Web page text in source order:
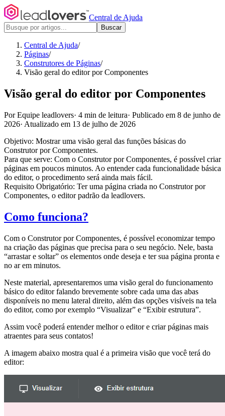
Central de Ajuda
Buscar
Central de Ajuda/
Páginas/
Construtores de Páginas/
Visão geral do editor por Componentes
Visão geral do editor por Componentes
Por Equipe leadlovers· 4 min de leitura· Publicado em 8 de junho de
2026· Atualizado em 13 de julho de 2026
Objetivo: Mostrar uma visão geral das funções básicas do
Construtor por Componentes.
Para que serve: Com o Construtor por Componentes, é possível criar
páginas em poucos minutos. Ao entender cada funcionalidade básica
do editor, o procedimento será ainda mais fácil.
Requisito Obrigatório: Ter uma página criada no Construtor por
Componentes, o editor padrão da leadlovers.
Como funciona?
Com o Construtor por Componentes, é possível economizar tempo
na criação das páginas que precisa para o seu negócio. Nele, basta
“arrastar e soltar” os elementos onde deseja e ter sua página pronta e
no ar em minutos.
Neste material, apresentaremos uma visão geral do funcionamento
básico do editor falando brevemente sobre cada uma das abas
disponíveis no menu lateral direito, além das opções visíveis na tela
do editor, como por exemplo “Visualizar” e “Exibir estrutura”.
Assim você poderá entender melhor o editor e criar páginas mais
atraentes para seus contatos!
A imagem abaixo mostra qual é a primeira visão que você terá do
editor: